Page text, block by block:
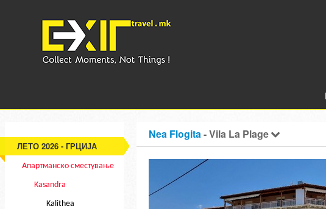
ЛЕТО 2026 - ГРЦИЈА
Апартманско сместување
Kasandra
Kalithea
Nea Flogita- Vila La Plage